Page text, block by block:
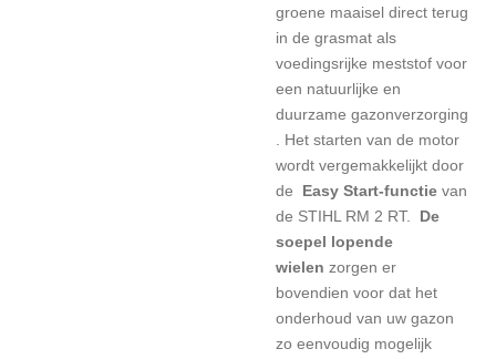
groene maaisel direct terug
in de grasmat als
voedingsrijke meststof voor
een natuurlijke en
duurzame gazonverzorging
Het starten van de motor
wordt vergemakkelijkt door
de
Easy Start-functie van
de STIHL RM 2 RT.
De
soepel lopende
wielen zorgen er
bovendien voor dat het
onderhoud van uw gazon
zo eenvoudig mogelijk